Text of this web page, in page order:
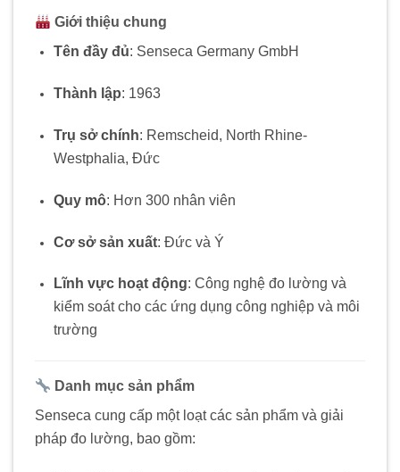
Giới thiệu chung
Tên đầy đủ: Senseca Germany GmbH
Thành lập: 1963
Trụ sở chính: Remscheid, North Rhine-
Westphalia, Đức
Quy mô: Hơn 300 nhân viên
Cơ sở sản xuất: Đức và Ý
Lĩnh vực hoạt động: Công nghệ đo lường và
kiểm soát cho các ứng dụng công nghiệp và môi
trường
Danh mục sản phẩm
Senseca cung cấp một loạt các sản phẩm và giải
pháp đo lường, bao gồm: